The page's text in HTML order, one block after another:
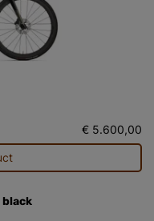
€ 5.600,00
black